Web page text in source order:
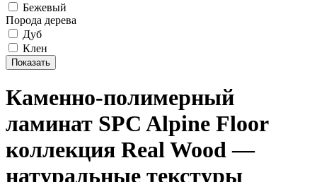
Бежевый
Порода дерева
Дуб
Клен
Каменно-полимерный
ламинат SPC Alpine Floor
коллекция Real Wood —
натуральные текстуры